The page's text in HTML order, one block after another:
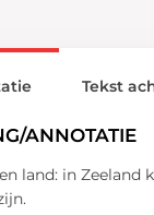
ANNOTATIE
land: in
Tekst